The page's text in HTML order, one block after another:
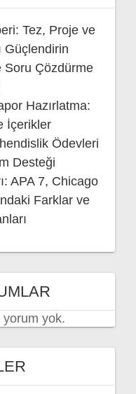
Tez, Proje ve
Güçlendirin
Soru Çözdürme
Hazırlatma:
İçerikler
Ödevleri
Desteği
APA 7, Chicago
Farklar ve
yok.